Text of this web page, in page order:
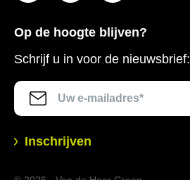
Op de hoogte blijven?
Schrijf u in voor de nieuwsbrief:
Inschrijven